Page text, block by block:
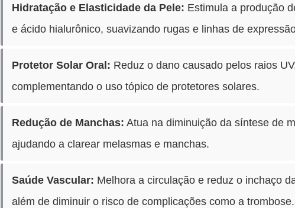
Hidratação e Elasticidade da Pele: Estimula a produção
e ácido hialurônico, suavizando rugas e linhas de
Protetor Solar Oral: Reduz o dano causado pelos raios
complementando o uso tópico de protetores solares.
Redução de Manchas: Atua na diminuição da síntese de
ajudando a clarear melasmas e manchas.
Saúde Vascular: Melhora a circulação e reduz o inchaço
além de diminuir o risco de complicações como a trombose.